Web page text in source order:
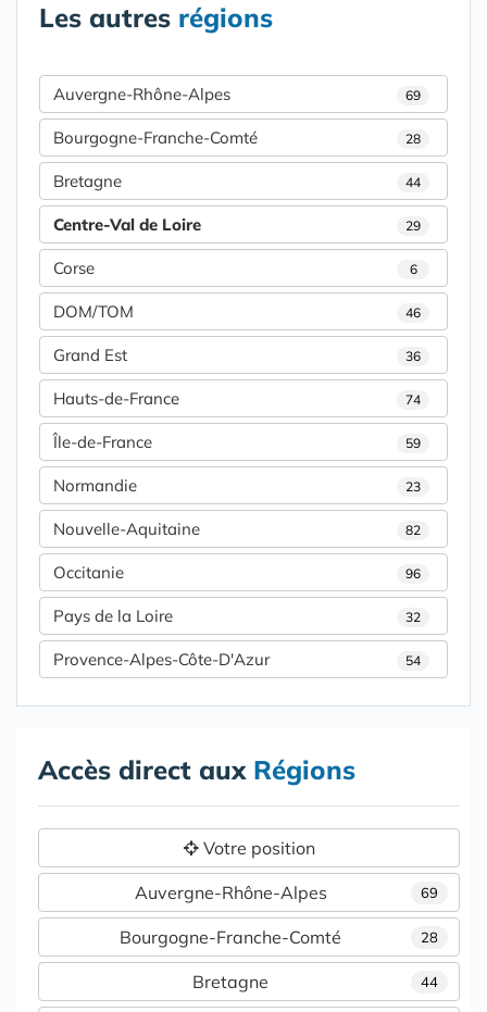
Les autres régions
Auvergne-Rhône-Alpes 69
Bourgogne-Franche-Comté 28
Bretagne 44
Centre-Val de Loire 29
Corse 6
DOM/TOM 46
Grand Est 36
Hauts-de-France 74
Île-de-France 59
Normandie 23
Nouvelle-Aquitaine 82
Occitanie 96
Pays de la Loire 32
Provence-Alpes-Côte-D'Azur 54
Accès direct aux Régions
Votre position
69
Auvergne-Rhône-Alpes
28
Bourgogne-Franche-Comté
44
Bretagne